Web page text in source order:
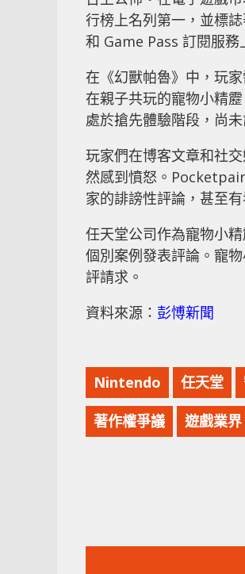
行榜上名列第一，並標
和 Game Pass 訂閱服務
在《幻獸帕魯》中，玩
在親子共玩的寵物小精
處於搶先體驗階段，尚
玩家們在博客文章和社
然感到憤怒。
家的誹謗性評論，甚至
任天堂公司作為寵物小
個別案例發表評論。寵
評請求。
資料來源： 彭愽新聞
Nintendo 任天堂
著作權爭議 遊戲業界